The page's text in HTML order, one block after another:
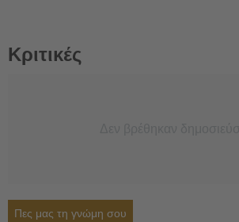
Κριτικές
Πες μας τη γνώμη σου